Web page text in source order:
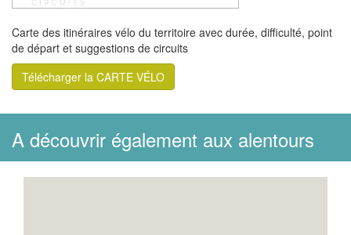
Carte des itinéraires vélo du territoire avec durée, difficulté, point
de départ et suggestions de circuits
Télécharger la CARTE VÉLO
A découvrir également aux alentours